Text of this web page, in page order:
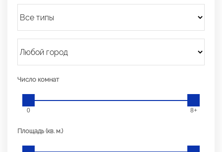
Число комнат
0 8+
Площадь (кв. м.)